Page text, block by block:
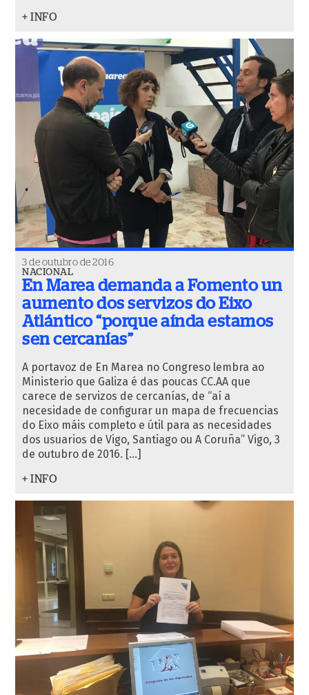
+ INFO
3 de outubro de 2016
NACIONAL
En Marea demanda a Fomento un
aumento dos servizos do Eixo
Atlántico “porque aínda estamos
sen cercanías”
A portavoz de En Marea no Congreso lembra ao
Ministerio que Galiza é das poucas CC.AA que
carece de servizos de cercanías, de “aí a
necesidade de configurar un mapa de frecuencias
do Eixo máis completo e útil para as necesidades
dos usuarios de Vigo, Santiago ou A Coruña” Vigo, 3
de outubro de 2016. […]
+ INFO